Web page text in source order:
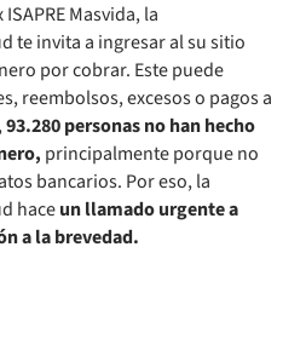
Masvida, la
te invita a ingresar al su sitio
por cobrar. Este puede
reembolsos, excesos o pagos a
93.280 personas no han hecho
principalmente porque no
bancarios. Por eso, la
haceun llamado urgente a
a la brevedad.